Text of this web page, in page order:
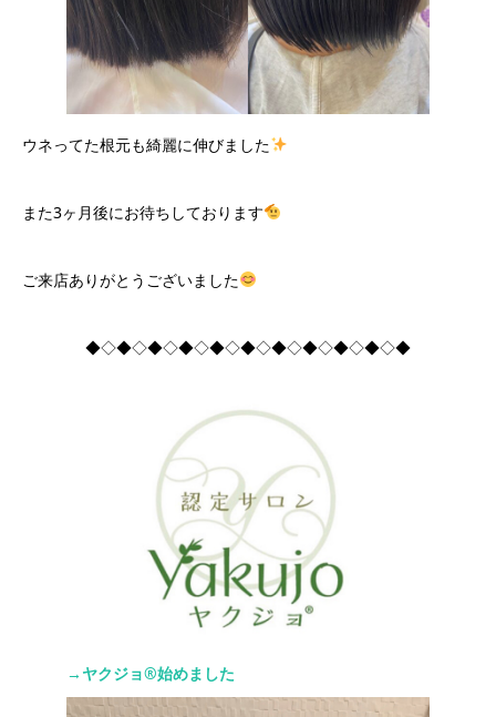
ウネってた根元も綺麗に伸びました
また3ヶ月後にお待ちしております
ご来店ありがとうございました
◆◇◆◇◆◇◆◇◆◇◆◇◆◇◆◇◆◇◆◇◆
→ヤクジョ®︎始めました